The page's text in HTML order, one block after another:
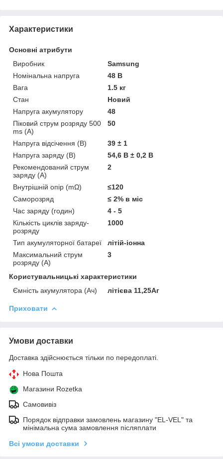
Характеристики
Основні атрибути
Виробник
Samsung
Номінальна напруга
48 В
Вага
1.5 кг
Стан
Новий
Напруга акумулятору
48
Піковий струм розряду 500
ms (А)
50
Напруга відсічення (В)
39 ± 1
Напруга заряду (В)
54,6 В ± 0,2 В
Рекомендований струм
заряду (А)
2
Внутрішній опір (mΩ)
≤120
Саморозряд
≤ 2% в міс
Час заряду (годин)
4 - 5
Кількість циклів заряду-
розряду
1000
Тип акумуляторної батареї
літій-іонна
Максимальний струм
розряду (А)
3
Користувальницькі характеристики
Ємність акумулятора (Ач)
літієва 11,25Аг
Приховати
Умови доставки
Доставка здійснюється тільки по передоплаті.
Нова Пошта
Магазини Rozetka
Самовивіз
Порядок відправки замовлень магазину "EL-VEL" та
мінімальна сума замовлення післяплати
Всі умови доставки